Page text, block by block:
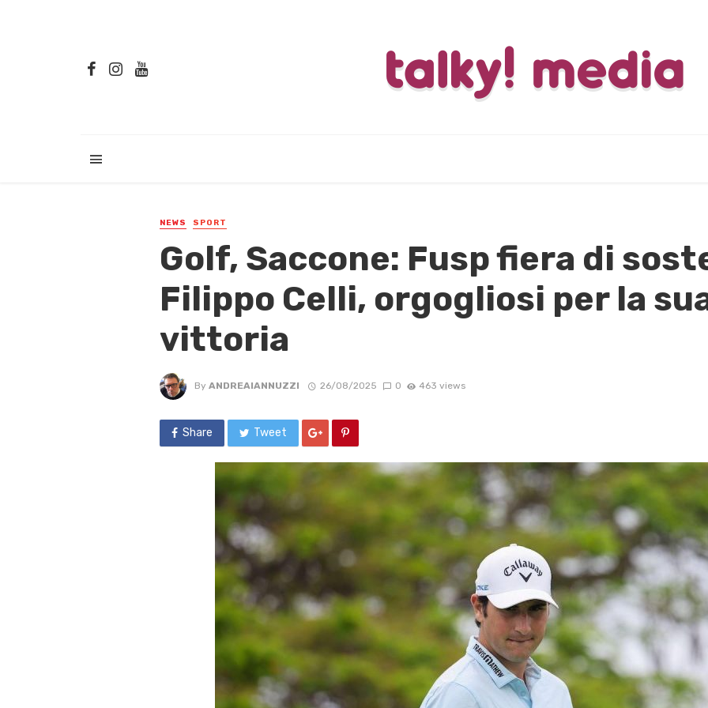
NEWS SPORT
Golf, Saccone: Fusp fiera di
Filippo Celli, orgogliosi per la
vittoria
By ANDREAIANNUZZI 26/08/2025 0 463 views
Share Tweet